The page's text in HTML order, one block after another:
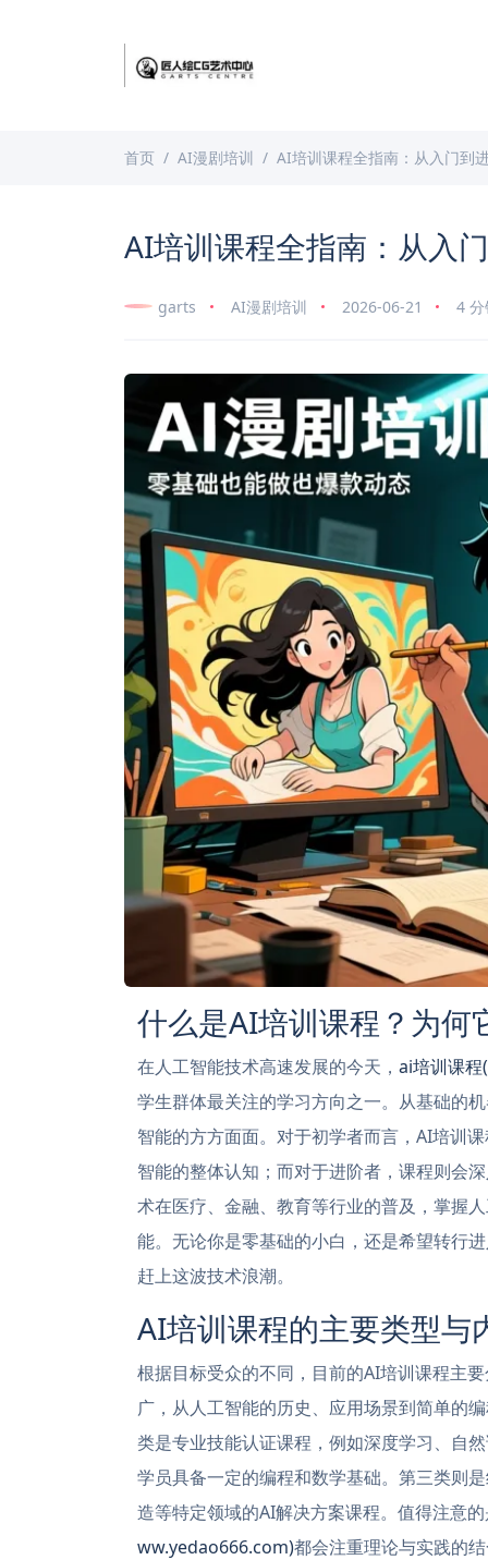
首页 AI漫剧培训 AI培训课程全指南：从入门到
AI培训课程全指南：从入
garts AI漫剧培训 2026-06-21 4
什么是AI培训课程？为何
在人工智能技术高速发展的今天， ai培训课
学生群体最关注的学习方向之一。从基础的
智能的方方面面。对于初学者而言，AI培训
智能的整体认知；而对于进阶者，课程则会
术在医疗、金融、教育等行业的普及，掌握
能。无论你是零基础的小白，还是希望转行
赶上这波技术浪潮。
AI培训课程的主要类型与
根据目标受众的不同，目前的AI培训课程主
广，从人工智能的历史、应用场景到简单的
类是专业技能认证课程，例如深度学习、自
学员具备一定的编程和数学基础。第三类则
造等特定领域的AI解决方案课程。值得注意
ww.yedao666.com)都会注重理论与实践的